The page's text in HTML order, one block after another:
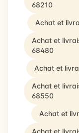
68210
Achat et
Achat et
68480
Achat et
Achat et
68550
Achat et
Achat et